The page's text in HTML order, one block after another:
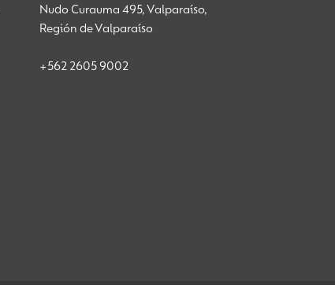
Nudo Curauma 495, Valparaíso,
Región de Valparaíso
+562 2605 9002